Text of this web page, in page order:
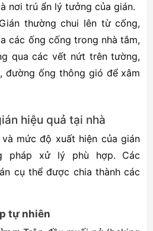
nơi trú ẩn lý tưởng của gián.
Gián thường chui lên từ cống,
các ống cống trong nhà tắm,
qua các vết nứt trên tường,
đường ống thông gió để xâm
hiệu quả tại nhà
mức độ xuất hiện của gián
pháp xử lý phù hợp. Các
cụ thể được chia thành các
tự nhiên